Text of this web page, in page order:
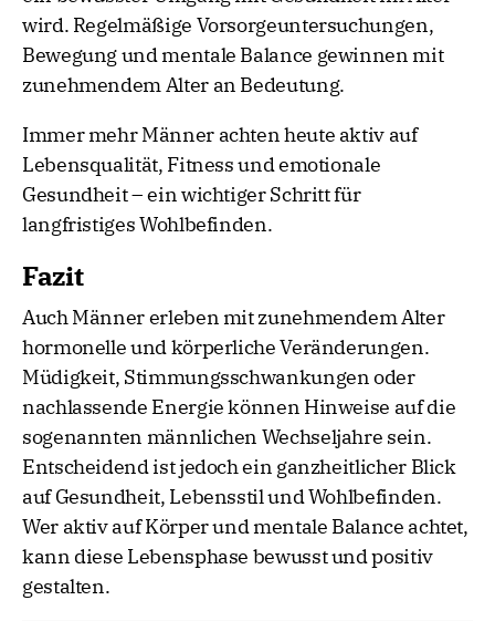
wird. Regelmäßige Vorsorgeuntersuchungen,
Bewegung und mentale Balance gewinnen mit
zunehmendem Alter an Bedeutung.
Immer mehr Männer achten heute aktiv auf
Lebensqualität, Fitness und emotionale
Gesundheit – ein wichtiger Schritt für
langfristiges Wohlbefinden.
Fazit
Auch Männer erleben mit zunehmendem Alter
hormonelle und körperliche Veränderungen.
Müdigkeit, Stimmungsschwankungen oder
nachlassende Energie können Hinweise auf die
sogenannten männlichen Wechseljahre sein.
Entscheidend ist jedoch ein ganzheitlicher Blick
auf Gesundheit, Lebensstil und Wohlbefinden.
Wer aktiv auf Körper und mentale Balance achtet,
kann diese Lebensphase bewusst und positiv
gestalten.